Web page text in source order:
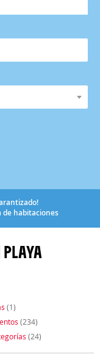
de habitaciones
PLAYA
(1)
(234)
(24)